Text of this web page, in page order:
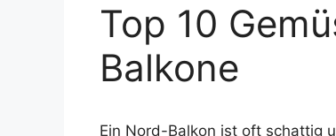
Top 10
Balkone
Ein Nord-Balkon ist oft schattig